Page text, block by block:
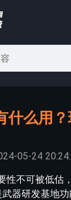
什么用
05-24
性不可被低估
器研发基地